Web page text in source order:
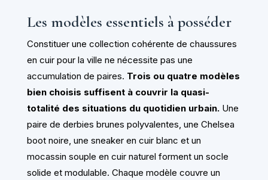
Les modèles essentiels à posséder
Constituer une collection cohérente de chaussures
en cuir pour la ville ne nécessite pas une
accumulation de paires. Trois ou quatre modèles
bien choisis suffisent à couvrir la quasi-
totalité des situations du quotidien urbain.Une
paire de derbies brunes polyvalentes, une Chelsea
boot noire, une sneaker en cuir blanc et un
mocassin souple en cuir naturel forment un socle
solide et modulable. Chaque modèle couvre un